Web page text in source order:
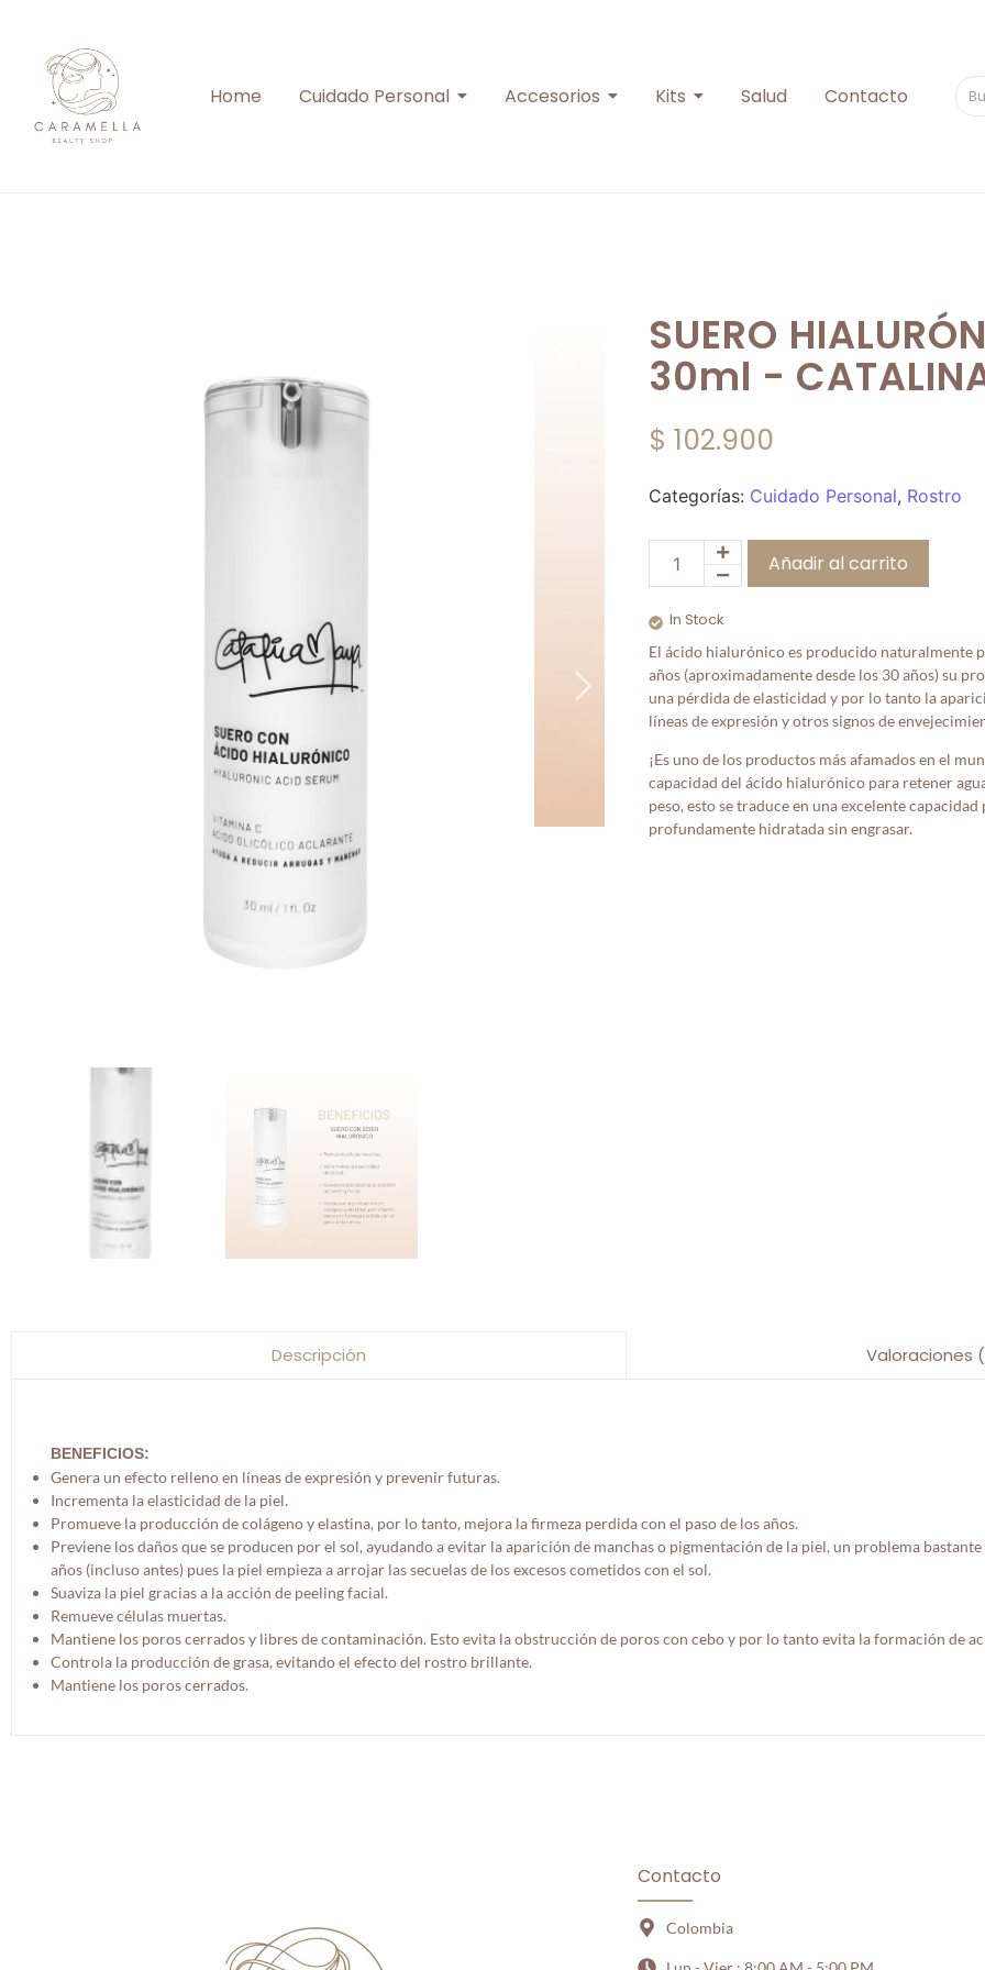
Home Cuidado Personal Accesorios Kits Salud Contacto
SUERO
30ml -
$ 102.900
Categorías: Cuidado Personal, Rostro
Añadir al carrito
In Stock
El ácido hialurónico es producido naturalmente
años (aproximadamente desde los 30 años) su
una pérdida de elasticidad y por lo tanto la
líneas de expresión y otros signos de
¡Es uno de los productos más afamados en el
capacidad del ácido hialurónico para retener
peso, esto se traduce en una excelente
profundamente hidratada sin engrasar.
Descripción Valoraciones
BENEFICIOS:
Genera un efecto relleno en líneas de expresión y prevenir futuras.
Incrementa la elasticidad de la piel.
Promueve la producción de colágeno y elastina, por lo tanto, mejora la firmeza perdida con el paso de los años.
Previene los daños que se producen por el sol, ayudando a evitar la aparición de manchas o pigmentación de la piel, un problema
años (incluso antes) pues la piel empieza a arrojar las secuelas de los excesos cometidos con el sol.
Suaviza la piel gracias a la acción de peeling facial.
Remueve células muertas.
Mantiene los poros cerrados y libres de contaminación. Esto evita la obstrucción de poros con cebo y por lo tanto evita la formación de
Controla la producción de grasa, evitando el efecto del rostro brillante.
Mantiene los poros cerrados.
Contacto
Colombia